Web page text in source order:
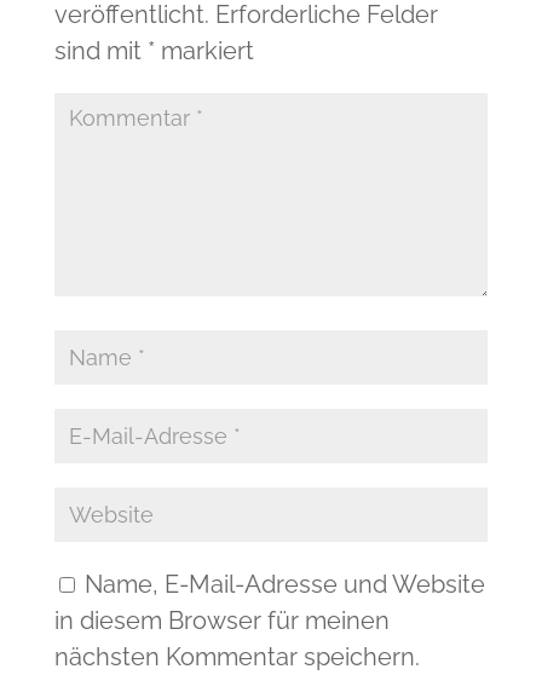
veröffentlicht. Erforderliche Felder
sind mit * markiert
Name, E-Mail-Adresse und Website
in diesem Browser für meinen
nächsten Kommentar speichern.